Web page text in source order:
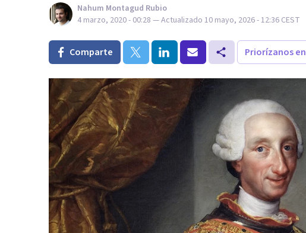
Nahum Montagud Rubio
4 marzo, 2020 - 00:28 — Actualizado 10 mayo, 2026 - 12:36 CEST
Comparte Priorízanos en